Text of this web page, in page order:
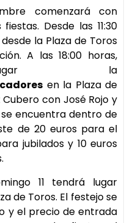
comenzará con
Desde las 11:30
la Plaza de Toros
A las 18:00 horas,
la
en la Plaza de
con José Rojo y
se encuentra dentro de
de 20 euros para el
jubilados y 10 euros
11 tendrá lugar
de Toros. El festejo se
y el precio de entrada